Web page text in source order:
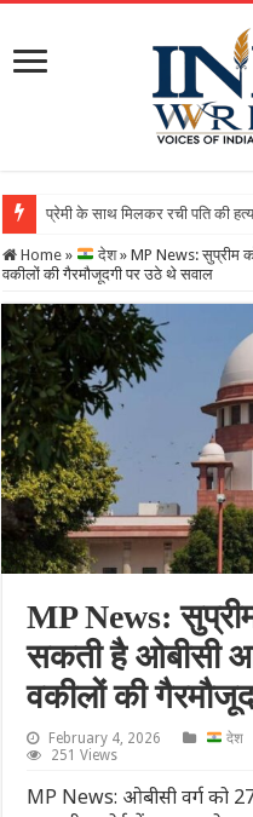
Home » देश » MP News: सुप्रीम
वकीलों की गैरमौजूदगी पर उठे थे सवाल
MP News:
सकती है ओबीसी
वकीलों की
February 4, 2026 देश
251 Views
MP News: ओबीसी वर्ग को